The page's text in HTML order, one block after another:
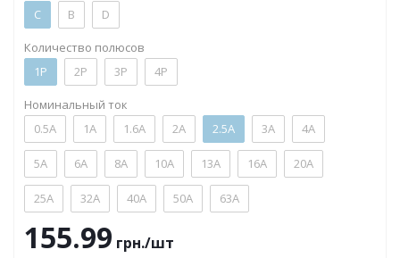
C
B D
Количество полюсов
1P
2P 3P 4P
Номинальный ток
0.5А
1А 1.6А 2А 2.5А 3А 4А
5А 6А 8А 10А 13А 16А 20А
25А 32А 40А 50А 63А
155.99 грн./шт